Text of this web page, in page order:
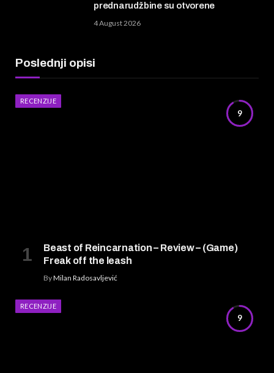
prednarudžbine su otvorene
4 August 2026
Poslednji opisi
9
RECENZIJE
Beast of Reincarnation – Review – (Game)
Freak off the leash
ByMilan Radosavljević
9
RECENZIJE